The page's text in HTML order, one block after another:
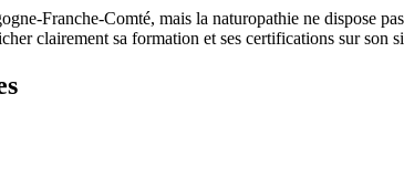
Franche-Comté, mais la naturopathie ne dispose
clairement sa formation et ses certifications sur son